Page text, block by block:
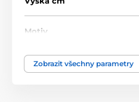
Motiv
Typ ocenění
Zobrazit všechny parametry